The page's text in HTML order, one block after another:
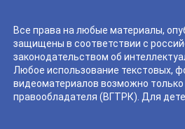
Все права на любые материалы,
защищены в соответствии с
законодательством об
Любое использование текстовых,
видеоматериалов возможно только
правообладателя (ВГТРК). Для